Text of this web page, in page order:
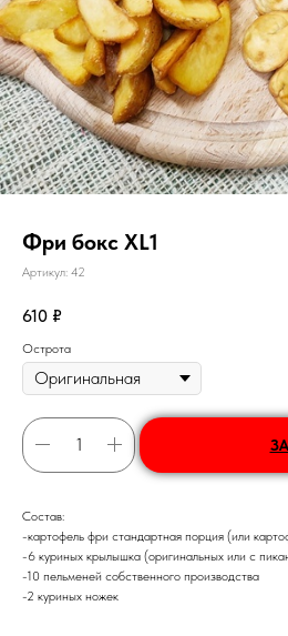
Фри бокс XL1
Артикул: 42
610 ₽
Острота
Состав:
-картофель фри стандартная порция (или
-6 куриных крылышка (оригинальных или с
-10 пельменей собственного производства
-2 куриных ножек